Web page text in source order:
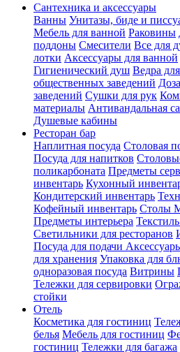
Сантехника и аксессуары
Ванны Унитазы, биде и
Мебель для ванной Раковины
поддоны Смесители Все для
лотки Аксессуары для ванной
Гигиенический душ Ведра
общественных заведений
заведений Сушки для рук
материалы Антивандальная
Душевые кабины
Ресторан бар
Наплитная посуда Столовая
Посуда для напитков
поликарбоната Предметы
инвентарь Кухонный
Кондитерский инвентарь
Кофейный инвентарь Столы
Предметы интерьера
Светильники для ресторанов
Посуда для подачи
для хранения Упаковка для
одноразовая посуда Витрины
Тележки для сервировки
стойки
Отель
Косметика для гостиниц
белья Мебель для гостиниц
гостиниц Тележки для багажа